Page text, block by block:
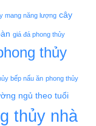
mang năng lượng cây
giá đá phong thủy
thủy
bếp nấu ăn phong thủy
ngủ theo tuổi
thủy nhà